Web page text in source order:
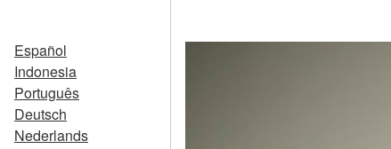
Español
Indonesia
Português
Deutsch
Nederlands